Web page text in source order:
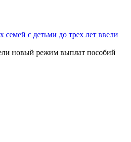
с детьми до трех лет ввели
новый режим выплат пособий